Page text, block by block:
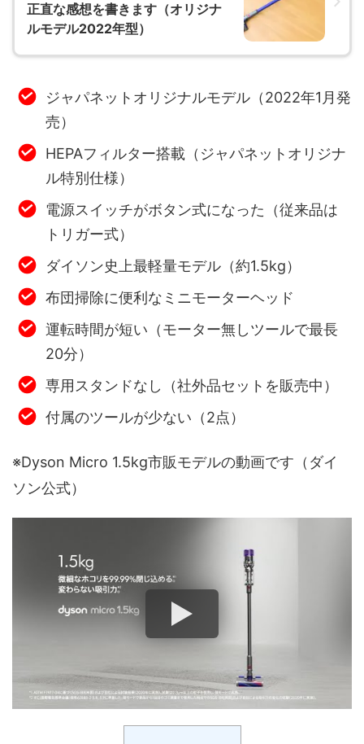
正直な感想を書きます（オリジナ
ルモデル2022年型）
ジャパネットオリジナルモデル（2022年1月発
売）
HEPAフィルター搭載（ジャパネットオリジナ
ル特別仕様）
電源スイッチがボタン式になった（従来品は
トリガー式）
ダイソン史上最軽量モデル（約1.5kg）
布団掃除に便利なミニモーターヘッド
運転時間が短い（モーター無しツールで最長
20分）
専用スタンドなし（社外品セットを販売中）
付属のツールが少ない（2点）
※Dyson Micro 1.5kg市販モデルの動画です（ダイ
ソン公式）